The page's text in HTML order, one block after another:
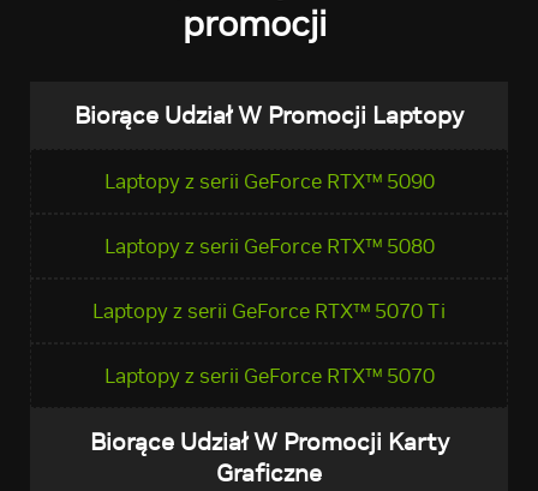
promocji
Biorące Udział W Promocji Laptopy
Laptopy z serii GeForce RTX™ 5090
Laptopy z serii GeForce RTX™ 5080
Laptopy z serii GeForce RTX™ 5070 Ti
Laptopy z serii GeForce RTX™ 5070
Biorące Udział W Promocji Karty
Graficzne